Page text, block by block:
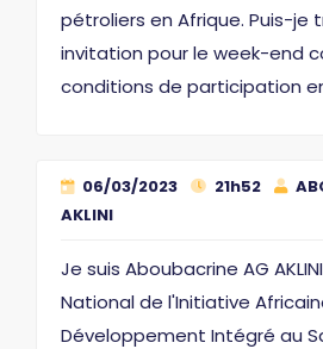
pétroliers en Afrique. Puis-je
invitation pour le week-end
conditions de participation
06/03/2023 21h52
AKLINI
Je suis Aboubacrine AG
National de l'Initiative
Développement Intégré au